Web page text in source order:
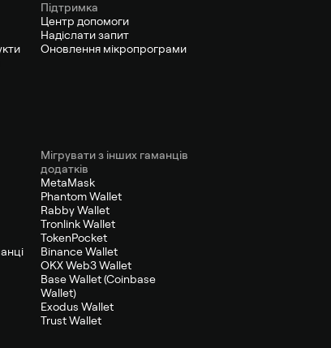
Підтримка
Центр допомоги
Надіслати запит
Оновлення мікропрограми
Мігрувати з інших гаманців
додатків
MetaMask
Phantom Wallet
Rabby Wallet
Tronlink Wallet
TokenPocket
Binance Wallet
OKX Web3 Wallet
Base Wallet (Coinbase
Wallet)
Exodus Wallet
Trust Wallet